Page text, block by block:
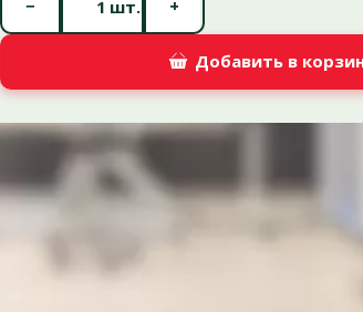
шт.
− +
Добавить в